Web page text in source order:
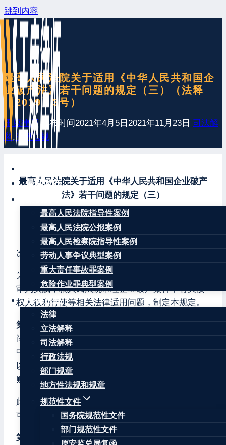
跳到内容
最新发布
案例分享
最高人民法院指导性案例
最高人民法院公报案例
最高人民检察院指导性案例
劳动人事争议典型案例
重大责任事故罪案例
危险作业罪典型案例
法律法规
法律
立法解释
司法解释
行政法规
部门规章
地方性法规和规章
规范性文件
国务院规范性文件
部门规范性文件
最高人民法院关于适用《中华人民共和国企
业破产法》若干问题的规定（三）（法释
〔2019〕3号）
王康律师 发布时间2021年4月5日 2021年11月23日 司法解
释,法律法规
最高人民法院关于适用《中华人民共和国企业破产
法》若干问题的规定（三）
法释〔2019〕3号
（2019年2月25日最高人民法院审判委员会第1762
次会议通过，自2019年3月28日起施行）
为正确适用《中华人民共和国企业破产法》，结合
审判实践，就人民法院审理企业破产案件中有关债
权人权利行使等相关法律适用问题，制定本规定。
第一条人民法院裁定受理破产申请的，此前债务人
尚未支付的公司强制清算费用、未终结的执行程序
中产生的评估费、公告费、保管费等执行费用，可
以参照企业破产法关于破产费用的规定，由债务人
财产随时清偿。
此前债务人尚未支付的案件受理费、执行申请费，
可以作为破产债权清偿。
第二条
破产申请受理后，经债权人会议决议通过，